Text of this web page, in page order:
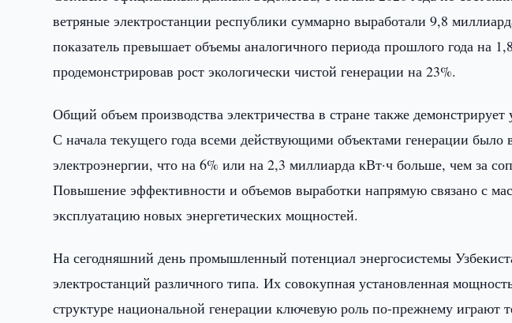
ветряные электростанции республики суммарно выработали 9,8
показатель превышает объемы аналогичного периода прошлого года на
продемонстрировав рост экологически чистой генерации на 23%.
Общий объем производства электричества в стране также
С начала текущего года всеми действующими объектами генерации было
электроэнергии, что на 6% или на 2,3 миллиарда кВт·ч больше, чем за
Повышение эффективности и объемов выработки напрямую связано с
эксплуатацию новых энергетических мощностей.
На сегодняшний день промышленный потенциал энергосистемы
электростанций различного типа. Их совокупная установленная
структуре национальной генерации ключевую роль по-прежнему играют